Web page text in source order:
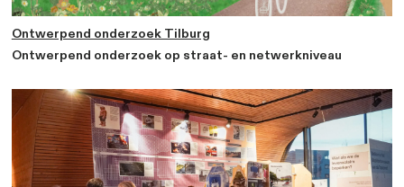
actief te bewegen.
Favoriete projecten van